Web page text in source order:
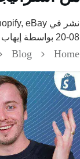
في Shopify, eBay, دروبشيبينغ, منتجات دروبشيبينغ
بواسطةإيهاب
Blog